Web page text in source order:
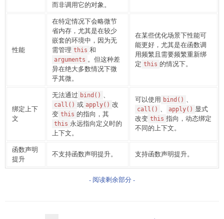
而非调用它的对象。
性能
在特定情况下会略微节
省内存，尤其是在较少
嵌套的环境中，因为无
需管理 this 和
arguments 。但这种差
异在绝大多数情况下微
乎其微。
在某些优化场景下性能可
能更好，尤其是在函数调
用频繁且需要频繁重新绑
定 this 的情况下。
绑定上下
文
无法通过 bind() 、
call() 或 apply() 改
变 this 的指向，其
this 永远指向定义时的
上下文。
可以使用 bind() 、
call() 、 apply() 显式
改变 this 指向，动态绑定
不同的上下文。
函数声明
提升
不支持函数声明提升。 支持函数声明提升。
- 阅读剩余部分 -